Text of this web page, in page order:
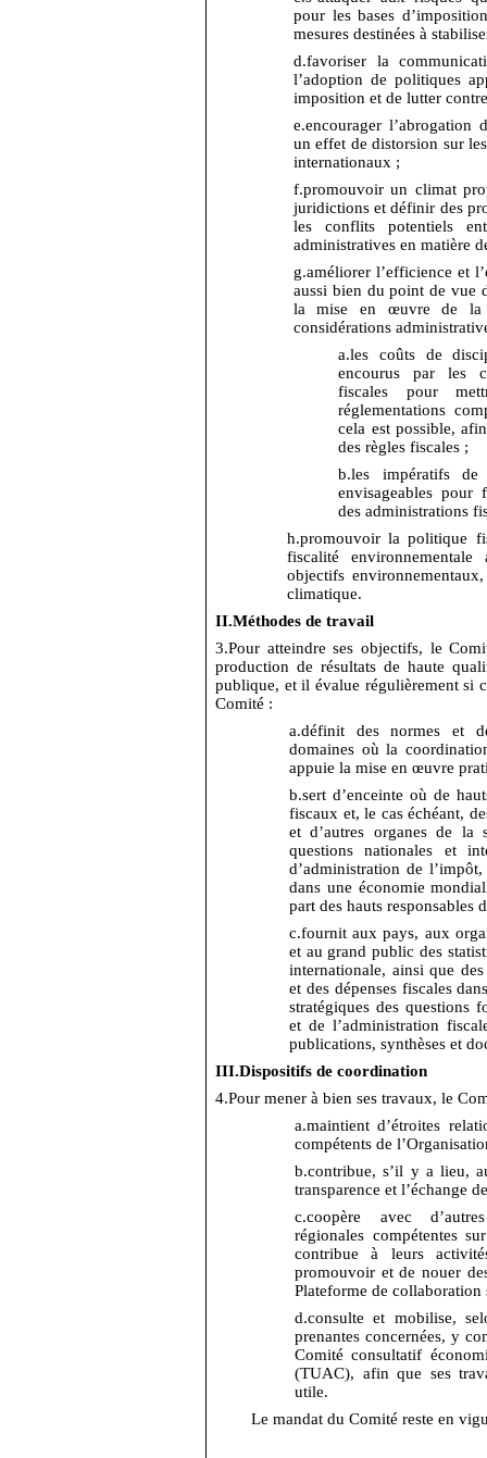
pour les bases
mesures destinées à
d.favoriser la
l’adoption de politiques
imposition et de lutter
e.encourager l’abrogation
un effet de distorsion sur
internationaux ;
f.promouvoir un climat
juridictions et définir des
les conflits potentiels
administratives en matière
g.améliorer l’efficience et
aussi bien du point de vue
la mise en œuvre de la
considérations
a.les coûts de
encourus par les
fiscales pour
réglementations
cela est possible,
des règles fiscales ;
b.les impératifs de
envisageables pour
des administrations
h.promouvoir la politique
fiscalité
objectifs
climatique.
II.Méthodes de travail
3.Pour atteindre ses objectifs, le
production de résultats de haute
publique, et il évalue régulièrement si
Comité :
a.définit des normes et
domaines où la
appuie la mise en œuvre
b.sert d’enceinte où de
fiscaux et, le cas échéant,
et d’autres organes de la
questions nationales et
d’administration de
dans une économie
part des hauts responsables
c.fournit aux pays, aux
et au grand public des
internationale, ainsi que
et des dépenses fiscales
stratégiques des questions
et de l’administration
publications, synthèses et
III.Dispositifs de coordination
4.Pour mener à bien ses travaux, le
a.maintient d’étroites
compétents de
b.contribue, s’il y a lieu,
transparence et l’échange
c.coopère avec
régionales compétentes
contribue à leurs
promouvoir et de nouer
Plateforme de collaboration
d.consulte et mobilise,
prenantes concernées, y
Comité consultatif
(TUAC), afin que ses
utile.
Le mandat du Comité reste en